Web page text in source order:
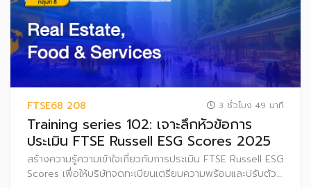
FTSE68 208 3 ชั่วโมง 49 นาที
Training series 102: เจาะลึกหัวข้อการ
ประเมิน FTSE Russell ESG Scores 2025
สร้างความรู้ความเข้าใจเกี่ยวกับการประเมิน FTSE Russell ESG
Scores เพื่อให้บริษัทจดทะเบียนเตรียมความพร้อมและปรับตัว